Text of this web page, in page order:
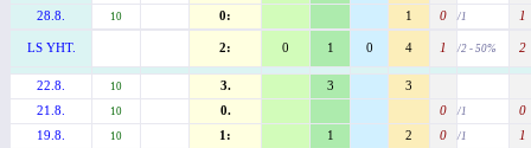
28.8.
10 0: 1 0 /1 1
LS YHT. 2: 0 1 0 4 1 /2 - 50% 2
22.8. 10 3. 3
3
21.8.
10 0. 0 /1
0
19.8.
10 1: 1 2 0 /1
1